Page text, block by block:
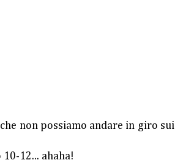
non possiamo andare in giro sui
12... ahaha!